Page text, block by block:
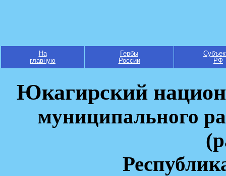
На
главную
Гербы
России
РФ
Юкагирский
муниципального